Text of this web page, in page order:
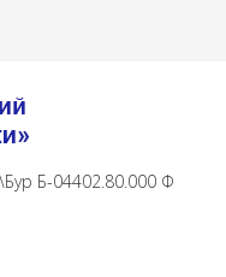
\Бур Б-04402.80.000 Ф